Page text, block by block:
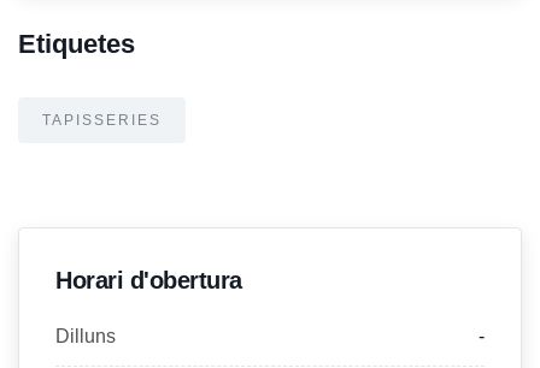
Etiquetes
TAPISSERIES
Horari d'obertura
Dilluns -